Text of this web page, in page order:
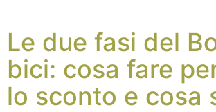
Le due fasi del
bici: cosa fare
lo sconto e cosa